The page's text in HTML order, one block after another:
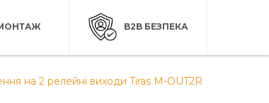
B2B БЕЗПЕКА
на 2 релейні виходи Tiras M-OUT2R